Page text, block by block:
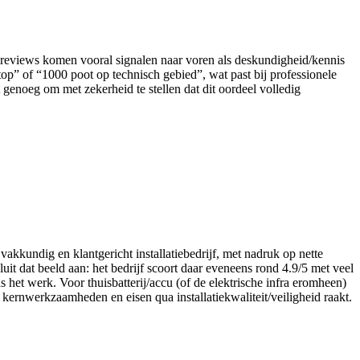
komen vooral signalen naar voren als deskundigheid/kennis
of “1000 poot op technisch gebied”, wat past bij professionele
om met zekerheid te stellen dat dit oordeel volledig
en klantgericht installatiebedrijf, met nadruk op nette
dat beeld aan: het bedrijf scoort daar eveneens rond 4.9/5 met veel
werk. Voor thuisbatterij/accu (of de elektrische infra eromheen)
en eisen qua installatiekwaliteit/veiligheid raakt.